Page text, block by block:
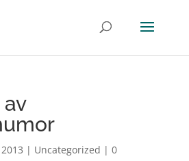
| Uncategorized | 0